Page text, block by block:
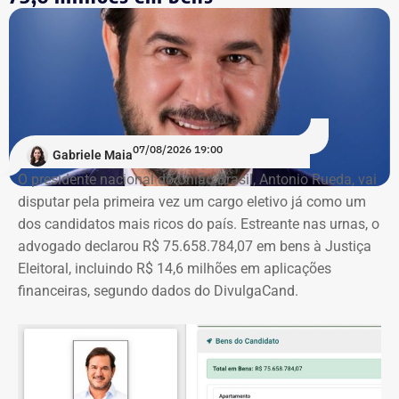
Gabriele Maia07/08/2026 19:00
O presidente nacional do União Brasil, Antonio Rueda, vai
disputar pela primeira vez um cargo eletivo já como um
dos candidatos mais ricos do país. Estreante nas urnas, o
advogado declarou R$ 75.658.784,07 em bens à Justiça
Eleitoral, incluindo R$ 14,6 milhões em aplicações
financeiras, segundo dados do DivulgaCand.